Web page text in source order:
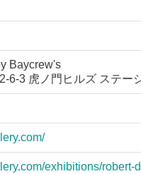
Baycrew's
6-3 虎ノ門ヒルズ ステー
exhibitions/robert-